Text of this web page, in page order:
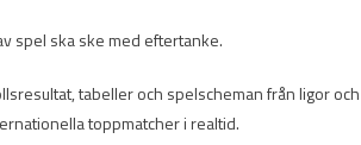
spel ska ske med eftertanke.
tabeller och spelscheman från ligor
toppmatcher i realtid.